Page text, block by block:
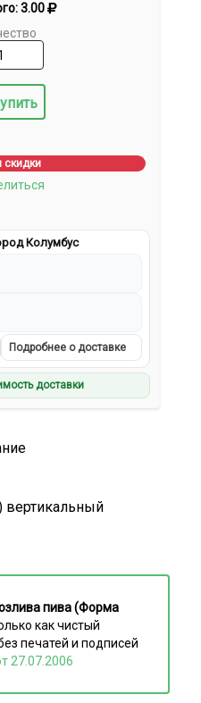
3.00
скидки
Колумбус
Подробнее о доставке
доставки
пива (Форма
как чистый
печатей и подписей
27.07.2006